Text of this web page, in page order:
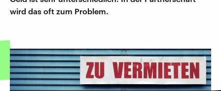
wird das oft zum Problem.